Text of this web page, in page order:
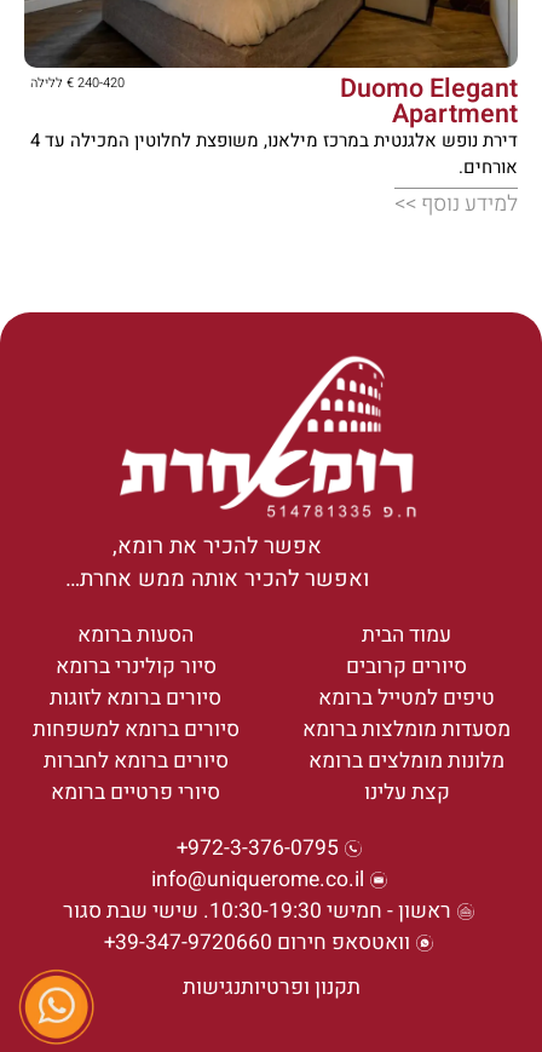




Duomo Elegant
Apartment
240-420 € ללילה
דירת נופש אלגנטית במרכז מילאנו, משופצת לחלוטין המכילה עד 4
אורחים.
למידע נוסף >>
אפשר להכיר את רומא,
ואפשר להכיר אותה ממש אחרת…
עמוד הבית
סיורים קרובים
טיפים למטייל ברומא
מסעדות מומלצות ברומא
מלונות מומלצים ברומא
קצת עלינו
הסעות ברומא
סיור קולינרי ברומא
סיורים ברומא לזוגות
סיורים ברומא למשפחות
סיורים ברומא לחברות
סיורי פרטיים ברומא
972-3-376-0795+
info@uniquerome.co.il
ראשון - חמישי 10:30-19:30. שישי שבת סגור
וואטסאפ חירום 39-347-9720660+
תקנון ופרטיותנגישות